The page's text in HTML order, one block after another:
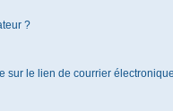
?
sur le lien de courrier